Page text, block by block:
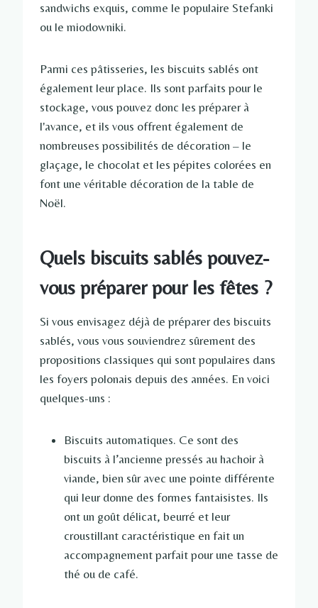
sandwichs exquis, comme le populaire Stefanki
ou le miodowniki.
Parmi ces pâtisseries, les biscuits sablés ont
également leur place. Ils sont parfaits pour le
stockage, vous pouvez donc les préparer à
l'avance, et ils vous offrent également de
nombreuses possibilités de décoration – le
glaçage, le chocolat et les pépites colorées en
font une véritable décoration de la table de
Noël.
Quels biscuits sablés pouvez-
vous préparer pour les fêtes ?
Si vous envisagez déjà de préparer des biscuits
sablés, vous vous souviendrez sûrement des
propositions classiques qui sont populaires dans
les foyers polonais depuis des années. En voici
quelques-uns :
Biscuits automatiques. Ce sont des
biscuits à l’ancienne pressés au hachoir à
viande, bien sûr avec une pointe différente
qui leur donne des formes fantaisistes. Ils
ont un goût délicat, beurré et leur
croustillant caractéristique en fait un
accompagnement parfait pour une tasse de
thé ou de café.